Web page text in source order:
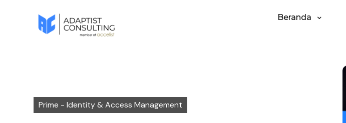
Beranda
Prime - Identity & Access Management